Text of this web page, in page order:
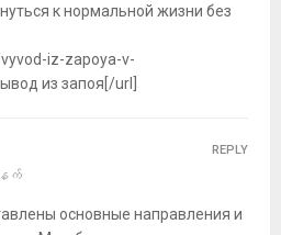
к нормальной жизни без
iz-zapoya-v-
из запоя[/url]
နက်
основные направления и
REPLY